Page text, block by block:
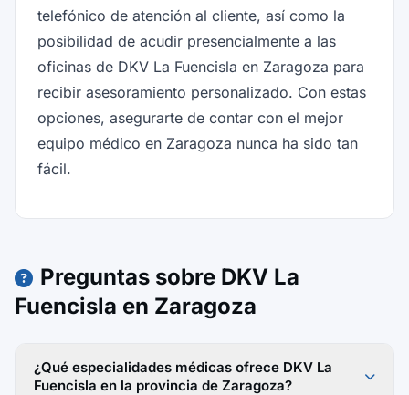
telefónico de atención al cliente, así como la
posibilidad de acudir presencialmente a las
oficinas de DKV La Fuencisla en Zaragoza para
recibir asesoramiento personalizado. Con estas
opciones, asegurarte de contar con el mejor
equipo médico en Zaragoza nunca ha sido tan
fácil.
Preguntas sobre DKV La
Fuencisla en Zaragoza
¿Qué especialidades médicas ofrece DKV La
Fuencisla en la provincia de Zaragoza?